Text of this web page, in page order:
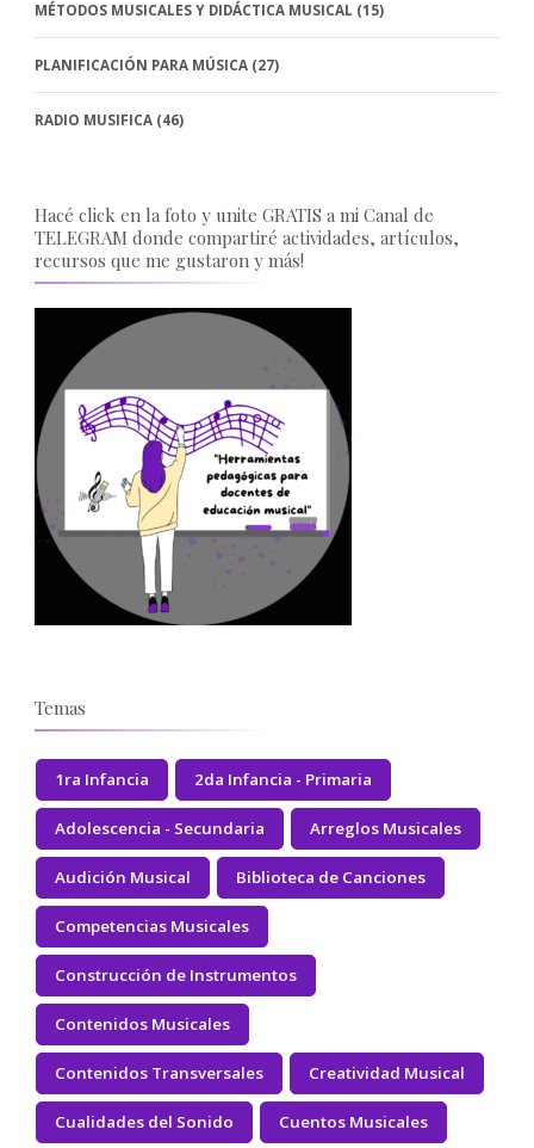
MÉTODOS MUSICALES Y DIDÁCTICA MUSICAL (15)
PLANIFICACIÓN PARA MÚSICA (27)
RADIO MUSIFICA (46)
Hacé click en la foto y unite GRATIS a mi Canal de
TELEGRAM donde compartiré actividades, artículos,
recursos que me gustaron y más!
Temas
1ra Infancia 2da Infancia - Primaria
Adolescencia - Secundaria Arreglos Musicales
Audición Musical Biblioteca de Canciones
Competencias Musicales
Construcción de Instrumentos
Contenidos Musicales
Contenidos Transversales Creatividad Musical
Cualidades del Sonido Cuentos Musicales